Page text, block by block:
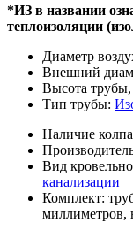
*ИЗ в названии
теплоизоляции
Диаметр
Внешний
Высота
Тип трубы:
Наличие
Вид
канализации
Комплект:
миллиметров,